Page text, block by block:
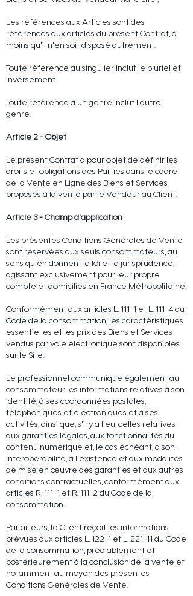
Les références aux Articles sont des
références aux articles du présent Contrat, à
moins qu'il n'en soit disposé autrement.
Toute référence au singulier inclut le pluriel et
inversement.
Toute référence à un genre inclut l'autre
genre.
Article 2 - Objet
Le présent Contrat a pour objet de définir les
droits et obligations des Parties dans le cadre
de la Vente en Ligne des Biens et Services
proposés à la vente par le Vendeur au Client.
Article 3 - Champ d'application
Les présentes Conditions Générales de Vente
sont réservées aux seuls consommateurs, au
sens qu'en donnent la loi et la jurisprudence,
agissant exclusivement pour leur propre
compte et domiciliés en France Métropolitaine.
Conformément aux articles L. 111-1 et L. 111-4 du
Code de la consommation, les caractéristiques
essentielles et les prix des Biens et Services
vendus par voie électronique sont disponibles
sur le Site.
Le professionnel communique également au
consommateur les informations relatives à son
identité, à ses coordonnées postales,
téléphoniques et électroniques et à ses
activités, ainsi que, s'il y a lieu, celles relatives
aux garanties légales, aux fonctionnalités du
contenu numérique et, le cas échéant, à son
interopérabilité, à l'existence et aux modalités
de mise en œuvre des garanties et aux autres
conditions contractuelles, conformément aux
articles R. 111-1 et R. 111-2 du Code de la
consommation.
Par ailleurs, le Client reçoit les informations
prévues aux articles L. 122-1 et L. 221-11 du Code
de la consommation, préalablement et
postérieurement à la conclusion de la vente et
notamment au moyen des présentes
Conditions Générales de Vente.